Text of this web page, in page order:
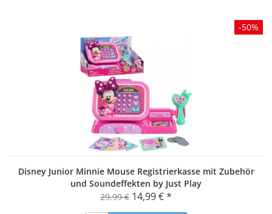
Disney Junior Minnie Mouse Registrierkasse mit Zubehör
und Soundeffekten by Just Play
29,99 € 14,99 € *
-50%